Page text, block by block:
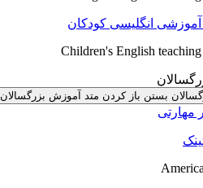
انگلیسی کودکان
Children's English
بستن باز کردن متد آموزش بزرگسالان
مهارتی